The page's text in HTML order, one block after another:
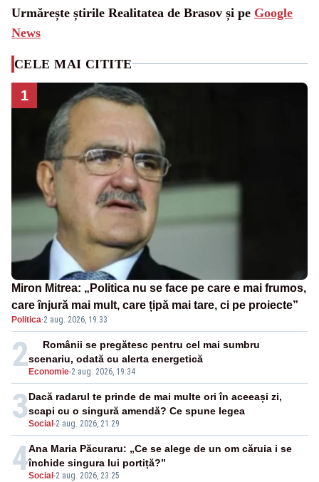
Urmărește știrile Realitatea de Brasov și pe Google
News
CELE MAI CITITE
1
Miron Mitrea: „Politica nu se face pe care e mai frumos,
care înjură mai mult, care țipă mai tare, ci pe proiecte”
Politica·2 aug. 2026, 19:33
2 Economie-2 aug. 2026, 19:34
Românii se pregătesc pentru cel mai sumbru
scenariu, odată cu alerta energetică
3Social -2 aug. 2026, 21:29
Dacă radarul te prinde de mai multe ori în aceeași zi,
scapi cu o singură amendă? Ce spune legea
4Social -2 aug. 2026, 23:25
Ana Maria Păcuraru: „Ce se alege de un om căruia i se
închide singura lui portiță?”